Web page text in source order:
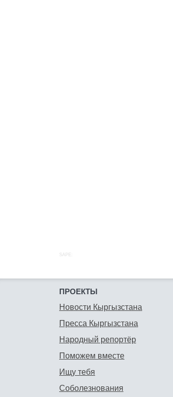
SAPE:
ПРОЕКТЫ
Новости Кыргызстана
Пресса Кыргызстана
Народный репортёр
Поможем вместе
Ищу тебя
Соболезнования